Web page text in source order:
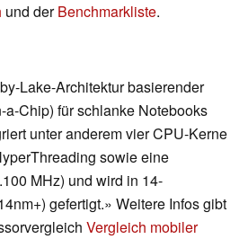
und derBenchmarkliste.
Lake-Architektur basierender
a-Chip) für schlanke Notebooks
unter anderem vier CPU-Kerne
sowie eine
MHz) und wird in 14-
gefertigt.» Weitere Infos gibt
Vergleich mobiler